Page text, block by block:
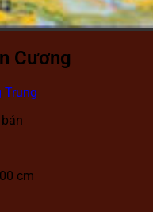
Cương
Trung
cm